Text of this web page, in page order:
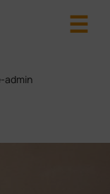
admin